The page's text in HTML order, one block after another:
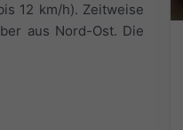
12 km/h). Zeitweise
aus Nord-Ost. Die